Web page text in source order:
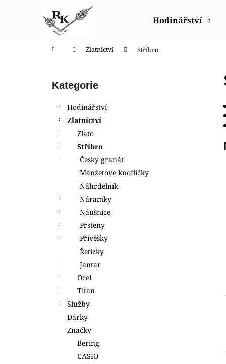
Hodinářství
Domů Zlatnictví Stříbro
Přeskočit
kategorie
Kategorie
Hodinářství
Zlatnictví
Zlato
Stříbro
Český granát
Manžetové knoflíčky
Náhrdelník
Náramky
Náušnice
Prsteny
Přívěšky
Řetízky
Jantar
Ocel
Titan
Služby
Dárky
Značky
Bering
CASIO
Zpět
Zpět
GA-2100CC-3AER G-SHOCK COCA COLA
(619)
4 490 Kč